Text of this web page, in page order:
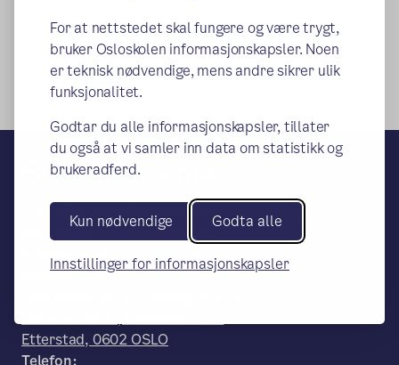
For at nettstedet skal fungere og være trygt,
bruker Osloskolen informasjonskapsler. Noen
er teknisk nødvendige, mens andre sikrer ulik
funksjonalitet.
Godtar du alle informasjonskapsler, tillater
du også at vi samler inn data om statistikk og
brukeradferd.
Kun nødvendige Godta alle
Innstillinger for informasjonskapsler
Smestad skole
– en del av Osloskolen
Besøks- og leveringsadresse:
Konventveien 27, 0377 OSLO
Postadresse:
Etterstad, 0602 OSLO